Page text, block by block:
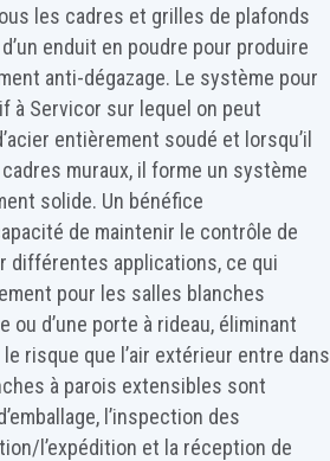
les cadres et grilles de plafonds
enduit en poudre pour produire
anti-dégazage. Le système pour
à Servicor sur lequel on peut
entièrement soudé et lorsqu’il
muraux, il forme un système
solide. Un bénéfice
de maintenir le contrôle de
différentes applications, ce qui
pour les salles blanches
ou d’une porte à rideau, éliminant
risque que l’air extérieur entre dans
à parois extensibles sont
l’inspection des
l’expédition et la réception de